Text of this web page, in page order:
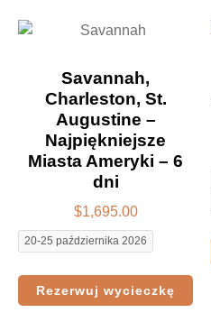
Savannah,
Charleston, St.
Augustine –
Najpiękniejsze
Miasta Ameryki – 6
dni
$1,695.00
20-25 października 2026
Rezerwuj wycieczkę